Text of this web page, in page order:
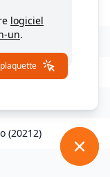
)
(20212)
logiciel
un.